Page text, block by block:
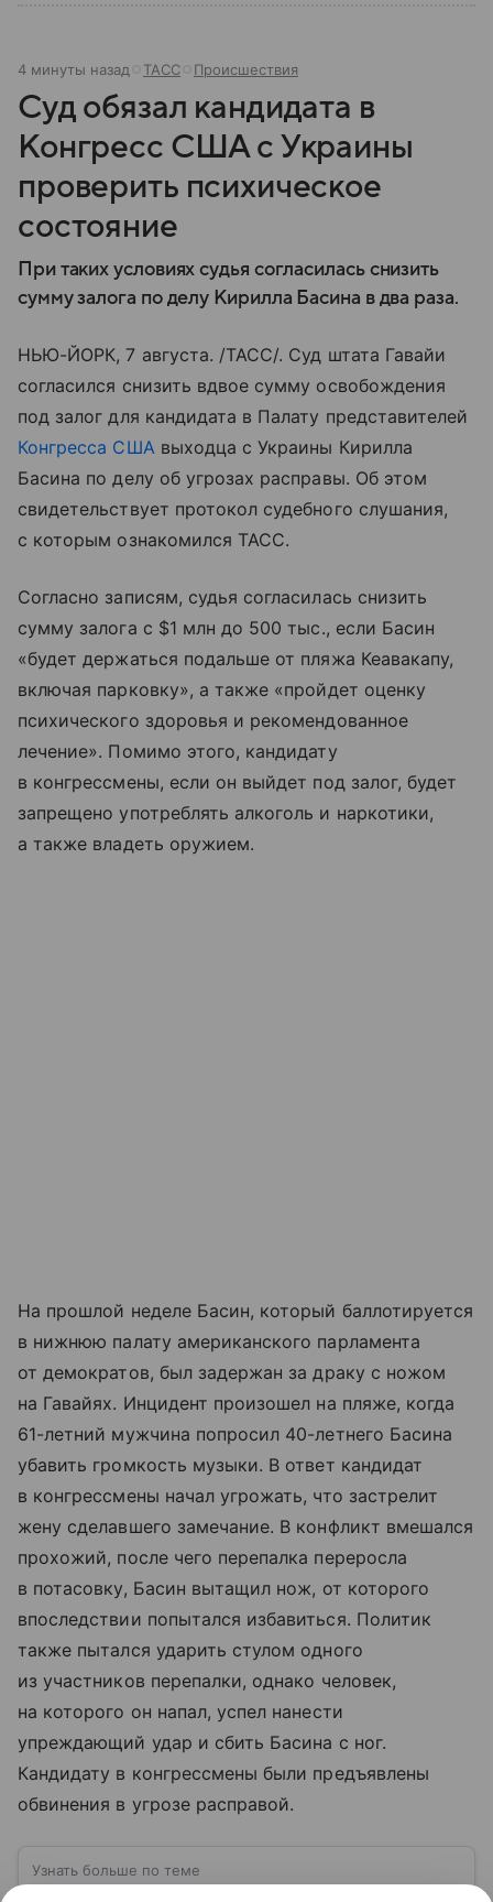
4 минуты назад ТАСС Происшествия
Суд обязал кандидата в
Конгресс США с Украины
проверить психическое
состояние
При таких условиях судья согласилась снизить
сумму залога по делу Кирилла Басина в два раза.
НЬЮ-ЙОРК, 7 августа. /ТАСС/. Суд штата Гавайи
согласился снизить вдвое сумму освобождения
под залог для кандидата в Палату представителей
Конгресса США выходца с Украины Кирилла
Басина по делу об угрозах расправы. Об этом
свидетельствует протокол судебного слушания,
с которым ознакомился ТАСС.
Согласно записям, судья согласилась снизить
сумму залога с $1 млн до 500 тыс., если Басин
«будет держаться подальше от пляжа Кеавакапу,
включая парковку», а также «пройдет оценку
психического здоровья и рекомендованное
лечение». Помимо этого, кандидату
в конгрессмены, если он выйдет под залог, будет
запрещено употреблять алкоголь и наркотики,
а также владеть оружием.
На прошлой неделе Басин, который баллотируется
в нижнюю палату американского парламента
от демократов, был задержан за драку с ножом
на Гавайях. Инцидент произошел на пляже, когда
61-летний мужчина попросил 40-летнего Басина
убавить громкость музыки. В ответ кандидат
в конгрессмены начал угрожать, что застрелит
жену сделавшего замечание. В конфликт вмешался
прохожий, после чего перепалка переросла
в потасовку, Басин вытащил нож, от которого
впоследствии попытался избавиться. Политик
также пытался ударить стулом одного
из участников перепалки, однако человек,
на которого он напал, успел нанести
упреждающий удар и сбить Басина с ног.
Кандидату в конгрессмены были предъявлены
обвинения в угрозе расправой.
Узнать больше по теме